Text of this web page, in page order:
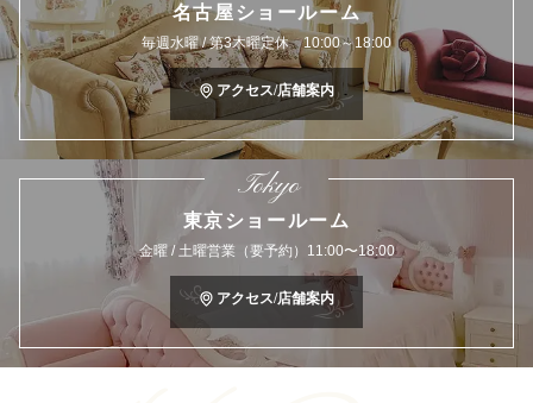
名古屋ショールーム
毎週水曜 / 第3木曜定休 10:00～18:00
アクセス/店舗案内
Tokyo
東京ショールーム
金曜 / 土曜営業（要予約）11:00〜18:00
アクセス/店舗案内